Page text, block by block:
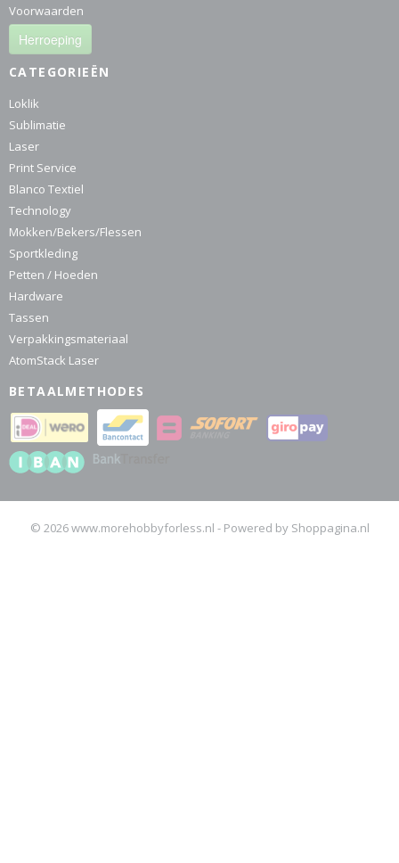
Voorwaarden
Herroeping
CATEGORIEËN
Loklik
Sublimatie
Laser
Print Service
Blanco Textiel
Technology
Mokken/Bekers/Flessen
Sportkleding
Petten / Hoeden
Hardware
Tassen
Verpakkingsmateriaal
AtomStack Laser
BETAALMETHODES
© 2026 www.morehobbyforless.nl - Powered by Shoppagina.nl